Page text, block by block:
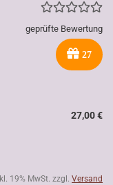
geprüfte Bewertung
27
27,00 €
19% MwSt. zzgl. Versand